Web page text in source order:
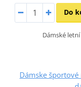
Do
Dámské
Dámske športové